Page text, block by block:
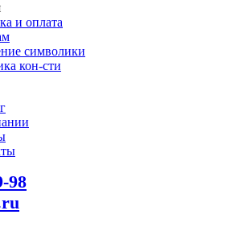
и оплата
символики
кон-сти
98